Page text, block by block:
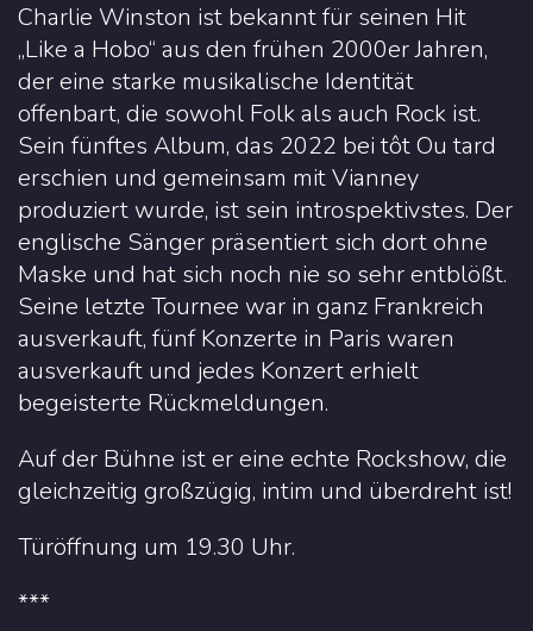
Charlie Winston ist bekannt für seinen Hit
„Like a Hobo“ aus den frühen 2000er Jahren,
der eine starke musikalische Identität
offenbart, die sowohl Folk als auch Rock ist.
Sein fünftes Album, das 2022 bei tôt Ou tard
erschien und gemeinsam mit Vianney
produziert wurde, ist sein introspektivstes. Der
englische Sänger präsentiert sich dort ohne
Maske und hat sich noch nie so sehr entblößt.
Seine letzte Tournee war in ganz Frankreich
ausverkauft, fünf Konzerte in Paris waren
ausverkauft und jedes Konzert erhielt
begeisterte Rückmeldungen.
Auf der Bühne ist er eine echte Rockshow, die
gleichzeitig großzügig, intim und überdreht ist!
Türöffnung um 19.30 Uhr.
***